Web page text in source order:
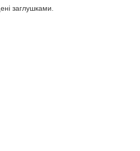
заглушками.